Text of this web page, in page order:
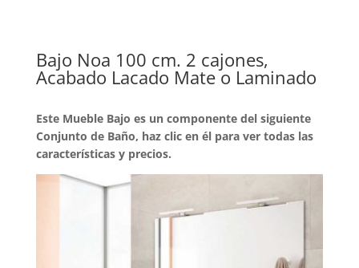
Bajo Noa 100 cm. 2 cajones,
Acabado Lacado Mate o Laminado
Este Mueble Bajo es un componente del siguiente
Conjunto de Baño, haz clic en él para ver todas las
características y precios.